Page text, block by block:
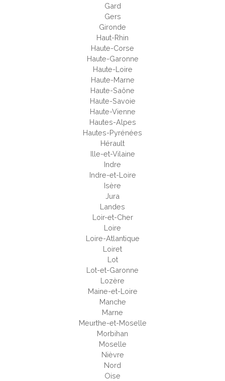
Gard
Gers
Gironde
Haut-Rhin
Haute-Corse
Haute-Garonne
Haute-Loire
Haute-Marne
Haute-Saône
Haute-Savoie
Haute-Vienne
Hautes-Alpes
Hautes-Pyrénées
Hérault
Ille-et-Vilaine
Indre
Indre-et-Loire
Isère
Jura
Landes
Loir-et-Cher
Loire
Loire-Atlantique
Loiret
Lot
Lot-et-Garonne
Lozère
Maine-et-Loire
Manche
Marne
Meurthe-et-Moselle
Morbihan
Moselle
Nièvre
Nord
Oise